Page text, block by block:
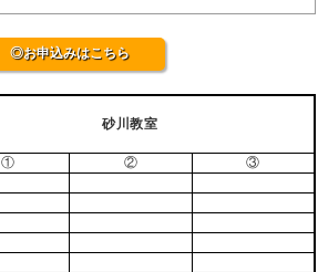
◎お申込みはこちら
砂川教室
① ②
③